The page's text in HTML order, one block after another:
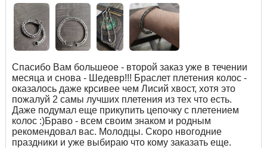
Спасибо Вам большеое - второй заказ уже в течении
месяца и снова - Шедевр!!! Браслет плетения колос -
оказалось даже крсивее чем Лисий хвост, хотя это
пожалуй 2 самы лучших плетения из тех что есть.
Даже подумал еще прикупить цепочку с плетением
колос :)Браво - всем своим знаком и родным
рекомендовал вас. Молодцы. Скоро нвогодние
праздники и уже выбираю что кому заказать еще.